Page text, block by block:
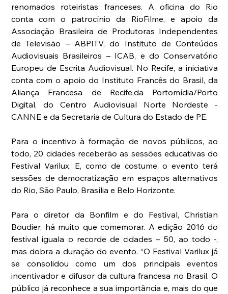
renomados roteiristas franceses. A oficina do Rio
conta com o patrocínio da RioFilme, e apoio da
Associação Brasileira de Produtoras Independentes
de Televisão – ABPITV, do Instituto de Conteúdos
Audiovisuais Brasileiros – ICAB, e do Conservatório
Europeu de Escrita Audiovisual. No Recife, a iniciativa
conta com o apoio do Instituto Francês do Brasil, da
Aliança Francesa de Recife,da Portomídia/Porto
Digital, do Centro Audiovisual Norte Nordeste -
CANNE e da Secretaria de Cultura do Estado de PE.
Para o incentivo à formação de novos públicos, ao
todo, 20 cidades receberão as sessões educativas do
Festival Varilux. E, como de costume, o evento terá
sessões de democratização em espaços alternativos
do Rio, São Paulo, Brasília e Belo Horizonte.
Para o diretor da Bonfilm e do Festival, Christian
Boudier, há muito que comemorar. A edição 2016 do
festival iguala o recorde de cidades – 50, ao todo -,
mas dobra a duração do evento. “O Festival Varilux já
se consolidou como um dos principais eventos
incentivador e difusor da cultura francesa no Brasil. O
público já reconhece a sua importância e, mais do que